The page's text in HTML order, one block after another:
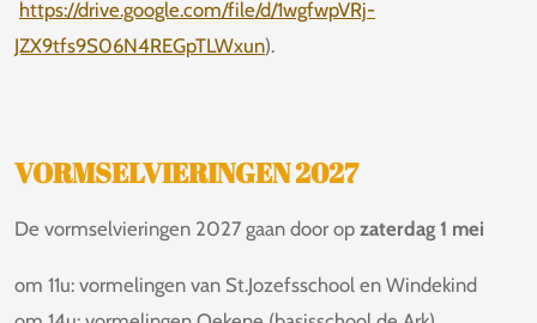
https://drive.google.com/file/d/1wgfwpVRj-
JZX9tfs9S06N4REGpTLWxun).
VORMSELVIERINGEN 2027
De vormselvieringen 2027 gaan door op zaterdag 1 mei
om 11u: vormelingen van St.Jozefsschool en Windekind